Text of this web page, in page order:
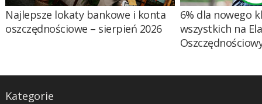
Najlepsze lokaty bankowe i konta
oszczędnościowe – sierpień 2026
6% dla nowego
wszystkich na
Kategorie